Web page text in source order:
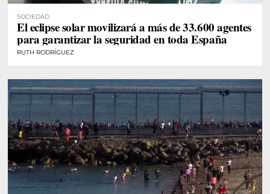
SOCIEDAD
El eclipse solar movilizará a más de 33.600 agentes
para garantizar la seguridad en toda España
RUTH RODRÍGUEZ